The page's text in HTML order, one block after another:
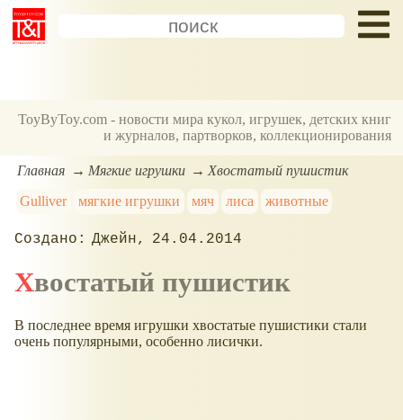
ToyByToy.com - новости мира кукол, игрушек, детских книг
и журналов, партворков, коллекционирования
Главная Мягкие игрушки
Хвостатый пушистик
Gulliver
мягкие игрушки мяч лиса животные
Джейн 24.04.2014
Хвостатый пушистик
В последнее время игрушки хвостатые пушистики стали
очень популярными, особенно лисички.